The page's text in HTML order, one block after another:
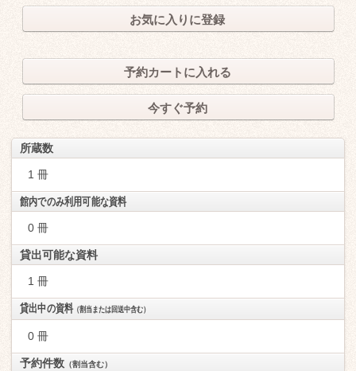
お気に入りに登録
予約カートに入れる
今すぐ予約
所蔵数
1 冊
館内でのみ利用可能な資料
0 冊
貸出可能な資料
1 冊
貸出中の資料（割当または回送中含む）
0 冊
予約件数 （割当含む）